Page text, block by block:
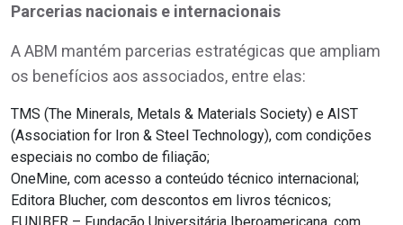
Parcerias nacionais e internacionais
A ABM mantém parcerias estratégicas que ampliam
os benefícios aos associados, entre elas:
TMS (The Minerals, Metals & Materials Society) e AIST
(Association for Iron & Steel Technology), com condições
especiais no combo de filiação;
OneMine, com acesso a conteúdo técnico internacional;
Editora Blucher, com descontos em livros técnicos;
FUNIBER – Fundação Universitária Iberoamericana, com